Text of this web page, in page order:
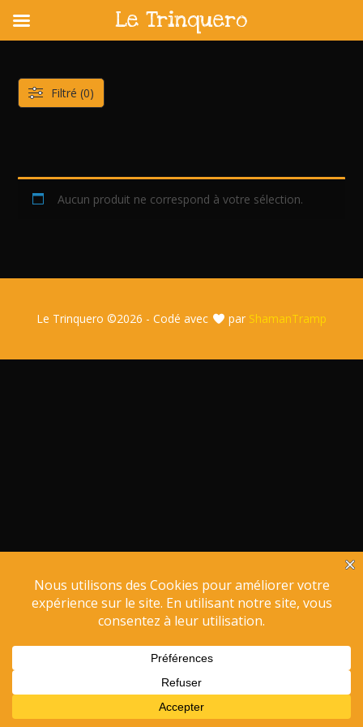
content
Aucun produit ne correspond à votre sélection.
Filtré (0)
Le Trinquero ©2026 - Codé avec par ShamanTramp
Le Trinquero